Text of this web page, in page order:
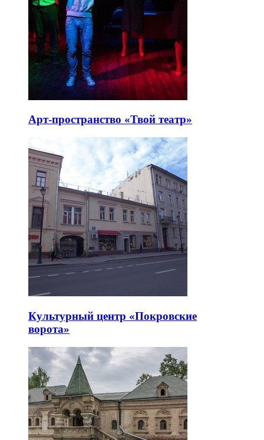
Арт-пространство «Твой театр»
Культурный центр «Покровские
ворота»